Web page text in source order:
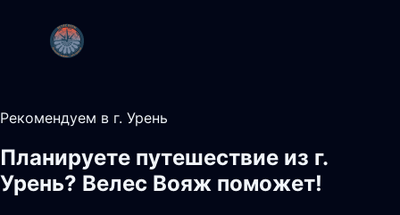
Рекомендуем в г. Урень
Планируете путешествие из г.
Урень? Велес Вояж поможет!